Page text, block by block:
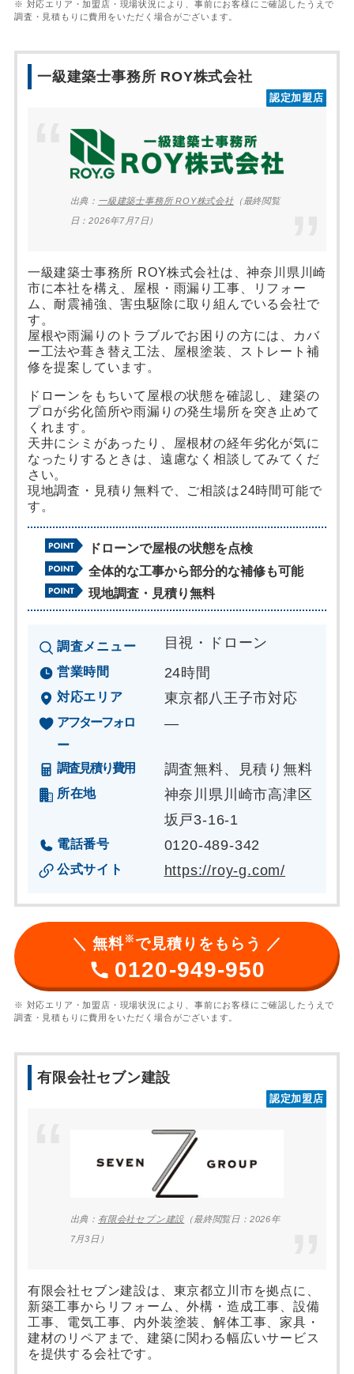
※ 対応エリア・加盟店・現場状況により、事前にお客様にご確認したうえで
調査・見積もりに費用をいただく場合がございます。
一級建築士事務所 ROY株式会社
認定加盟店
出典： 一級建築士事務所 ROY株式会社（最終閲覧
日：2026年7月7日）
一級建築士事務所 ROY株式会社は、神奈川県川崎
市に本社を構え、屋根・雨漏り工事、リフォー
ム、耐震補強、害虫駆除に取り組んでいる会社で
す。
屋根や雨漏りのトラブルでお困りの方には、カバ
ー工法や葺き替え工法、屋根塗装、ストレート補
修を提案しています。
ドローンをもちいて屋根の状態を確認し、建築の
プロが劣化箇所や雨漏りの発生場所を突き止めて
くれます。
天井にシミがあったり、屋根材の経年劣化が気に
なったりするときは、遠慮なく相談してみてくだ
さい。
現地調査・見積り無料で、ご相談は24時間可能で
す。
ドローンで屋根の状態を点検
全体的な工事から部分的な補修も可能
現地調査・見積り無料
調査メニュー 目視・ドローン
営業時間 24時間
対応エリア 東京都八王子市対応
アフターフォロ
ー
―
調査見積り費用 調査無料、見積り無料
所在地
神奈川県川崎市高津区
坂戸3-16-1
電話番号 0120-489-342
公式サイト https://roy-g.com/
＼ 無料※で見積りをもらう ／
0120-949-950
※ 対応エリア・加盟店・現場状況により、事前にお客様にご確認したうえで
調査・見積もりに費用をいただく場合がございます。
有限会社セブン建設
認定加盟店
出典： 有限会社セブン建設 （最終閲覧日：2026年
7月3日）
有限会社セブン建設は、東京都立川市を拠点に、
新築工事からリフォーム、外構・造成工事、設備
工事、電気工事、内外装塗装、解体工事、家具・
建材のリペアまで、建築に関わる幅広いサービス
を提供する会社です。